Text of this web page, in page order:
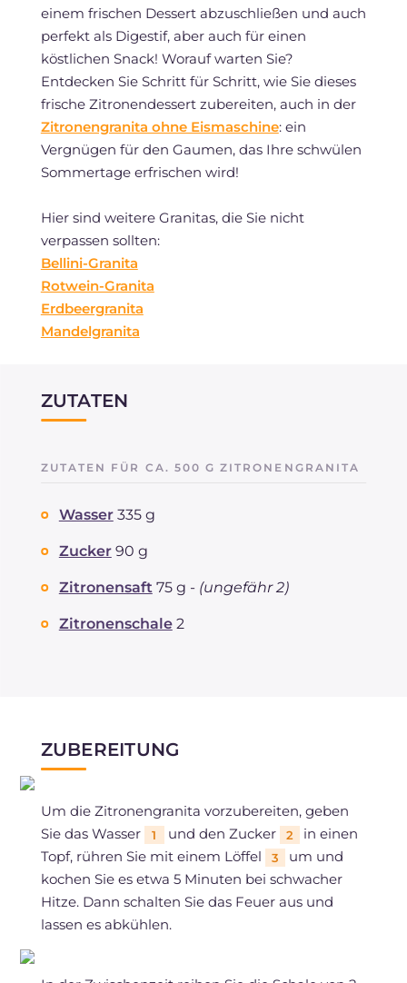
einem frischen Dessert abzuschließen und auch
perfekt als Digestif, aber auch für einen
köstlichen Snack! Worauf warten Sie?
Entdecken Sie Schritt für Schritt, wie Sie dieses
frische Zitronendessert zubereiten, auch in der
Zitronengranita ohne Eismaschine: ein
Vergnügen für den Gaumen, das Ihre schwülen
Sommertage erfrischen wird!
Hier sind weitere Granitas, die Sie nicht
verpassen sollten:
Bellini-Granita
Rotwein-Granita
Erdbeergranita
Mandelgranita
ZUTATEN
ZUTATEN FÜR CA. 500 G ZITRONENGRANITA
Wasser 335 g
Zucker 90 g
Zitronensaft 75 g - (ungefähr 2)
Zitronenschale 2
ZUBEREITUNG
Um die Zitronengranita vorzubereiten, geben
Sie das Wasser
1 und den Zucker 2
in einen
Topf, rühren Sie mit einem Löffel
3
um und
kochen Sie es etwa 5 Minuten bei schwacher
Hitze. Dann schalten Sie das Feuer aus und
lassen es abkühlen.